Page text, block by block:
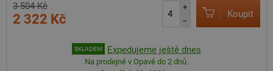
3 504 Kč
2 322 Kč
+
–
Koupit
SKLADEM Expedujeme ještě dnes
Na prodejně v Opavě do 2 dnů.